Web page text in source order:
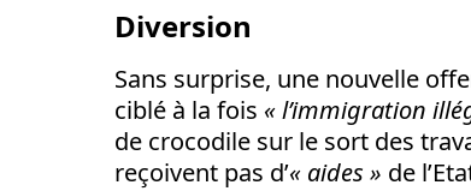
Diversion
Sans surprise, une nouvelle
ciblé à la fois « l’immigration
de crocodile sur le sort des
reçoivent pas d’« aides » de